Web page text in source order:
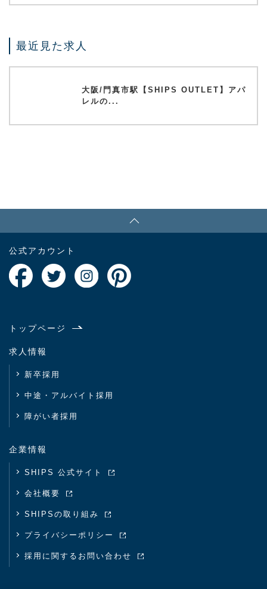
最近見た求人
大阪/門真市駅【SHIPS OUTLET】アパ
レルの...
公式アカウント
トップページ
求人情報
新卒採用
中途・アルバイト採用
障がい者採用
企業情報
SHIPS 公式サイト
会社概要
SHIPSの取り組み
プライバシーポリシー
採用に関するお問い合わせ